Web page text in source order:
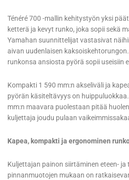
Ténéré 700 -mallin kehitystyön yksi
ketterä ja kevyt runko, joka sopii sekä
Yamahan suunnittelijat vastasivat
aivan uudenlaisen
runkonsa ansiosta pyörä sopii useisiin
Kompakti 1 590 mm:n akseliväli ja
pyörän käsiteltävyys on
mm:n maavara puolestaan pitää
kuljettaja joudu pulaan
Kapea, kompakti ja ergonominen
Kuljettajan painon siirtäminen eteen-
pinnanmuotojen mukaan on